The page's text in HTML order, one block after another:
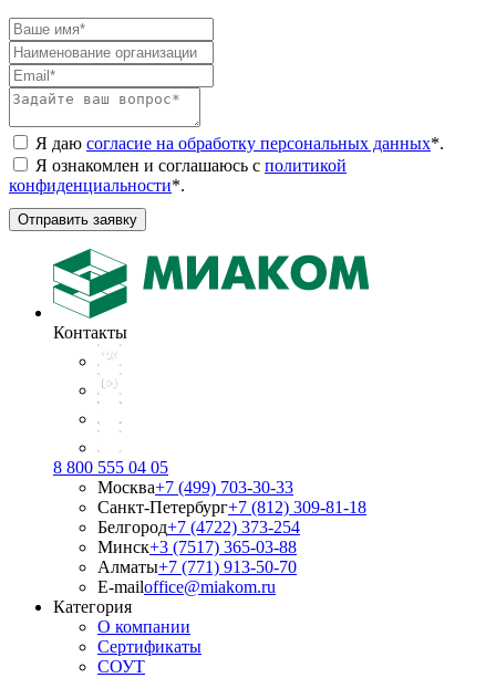
Я даю согласие на обработку персональных данных*.
Я ознакомлен и соглашаюсь с политикой
конфиденциальности*.
Отправить заявку
Контакты
8 800 555 04 05
Москва+7 (499) 703-30-33
Санкт-Петербург+7 (812) 309-81-18
Белгород+7 (4722) 373-254
Минск+3 (7517) 365-03-88
Алматы+7 (771) 913-50-70
E-mailoffice@miakom.ru
Категория
О компании
Сертификаты
СОУТ